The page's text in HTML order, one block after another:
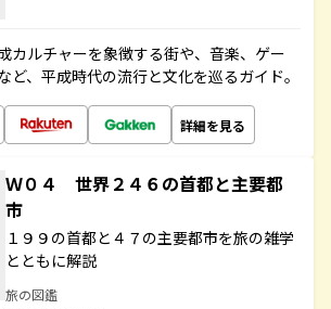
カルチャーを象徴する街や、音楽、ゲー
ど、平成時代の流行と文化を巡るガイド。
詳細を見る
Ｗ０４ 世界２４６の首都と主要都
市
１９９の首都と４７の主要都市を旅の雑学
とともに解説
旅の図鑑